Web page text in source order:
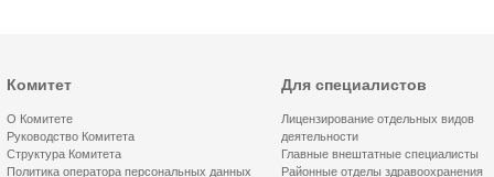
Комитет
О Комитете
Руководство Комитета
Структура Комитета
Политика оператора персональных данных
Для специалистов
Лицензирование отдельных видов
деятельности
Главные внештатные специалисты
Районные отделы здравоохранения